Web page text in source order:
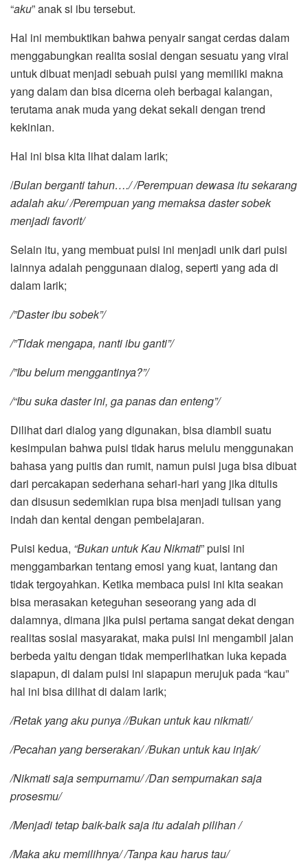
“aku” anak si ibu tersebut.
Hal ini membuktikan bahwa penyair sangat cerdas dalam
menggabungkan realita sosial dengan sesuatu yang viral
untuk dibuat menjadi sebuah puisi yang memiliki makna
yang dalam dan bisa dicerna oleh berbagai kalangan,
terutama anak muda yang dekat sekali dengan trend
kekinian.
Hal ini bisa kita lihat dalam larik;
/Bulan berganti tahun…./ /Perempuan dewasa itu sekarang
adalah aku/ /Perempuan yang memaksa daster sobek
menjadi favorit/
Selain itu, yang membuat puisi ini menjadi unik dari puisi
lainnya adalah penggunaan dialog, seperti yang ada di
dalam larik;
/”Daster ibu sobek”/
/”Tidak mengapa, nanti ibu ganti”/
/”Ibu belum menggantinya?”/
/“Ibu suka daster ini, ga panas dan enteng”/
Dilihat dari dialog yang digunakan, bisa diambil suatu
kesimpulan bahwa puisi tidak harus melulu menggunakan
bahasa yang puitis dan rumit, namun puisi juga bisa dibuat
dari percakapan sederhana sehari-hari yang jika ditulis
dan disusun sedemikian rupa bisa menjadi tulisan yang
indah dan kental dengan pembelajaran.
Puisi kedua, “Bukan untuk Kau Nikmati” puisi ini
menggambarkan tentang emosi yang kuat, lantang dan
tidak tergoyahkan. Ketika membaca puisi ini kita seakan
bisa merasakan keteguhan seseorang yang ada di
dalamnya, dimana jika puisi pertama sangat dekat dengan
realitas sosial masyarakat, maka puisi ini mengambil jalan
berbeda yaitu dengan tidak memperlihatkan luka kepada
siapapun, di dalam puisi ini siapapun merujuk pada “kau”
hal ini bisa dilihat di dalam larik;
/Retak yang aku punya //Bukan untuk kau nikmati/
/Pecahan yang berserakan/ /Bukan untuk kau injak/
/Nikmati saja sempurnamu/ /Dan sempurnakan saja
prosesmu/
/Menjadi tetap baik-baik saja itu adalah pilihan /
/Maka aku memilihnya/ /Tanpa kau harus tau/